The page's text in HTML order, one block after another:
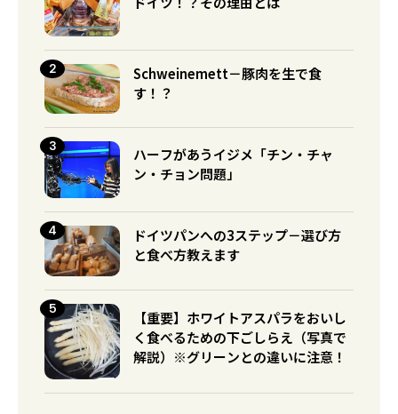
Schweinemett－豚肉を生で食
す！？
ハーフがあうイジメ「チン・チャ
ン・チョン問題」
ドイツパンへの3ステップ－選び方
と食べ方教えます
【重要】ホワイトアスパラをおいし
く食べるための下ごしらえ（写真で
解説）※グリーンとの違いに注意！